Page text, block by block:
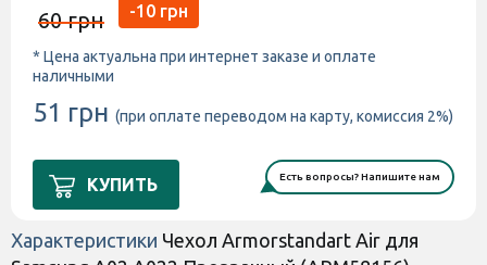
60 грн -10 грн
* Цена актуальна при интернет заказе и оплате
наличными
51 грн (при оплате переводом на карту, комиссия 2%)
КУПИТЬ Есть вопросы? Напишите нам
Характеристики Чехол Armorstandart Air для